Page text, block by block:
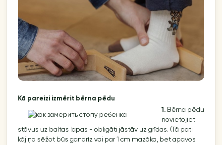
Kā pareizi izmērit bērna pēdu
1.Bērna pēdu
novietojiet
stāvus uz baltas lapas - obligāti jāstāv uz grīdas. (Tā pati
kājiņa sēžot būs gandrīz vai par 1 cm mazāka, bet apavos